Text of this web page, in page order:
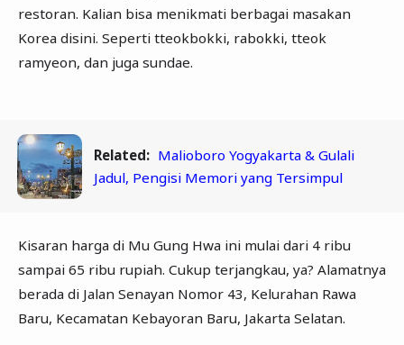
restoran. Kalian bisa menikmati berbagai masakan
Korea disini. Seperti tteokbokki, rabokki, tteok
ramyeon, dan juga sundae.
Related: Malioboro Yogyakarta & Gulali
Jadul, Pengisi Memori yang Tersimpul
Kisaran harga di Mu Gung Hwa ini mulai dari 4 ribu
sampai 65 ribu rupiah. Cukup terjangkau, ya? Alamatnya
berada di Jalan Senayan Nomor 43, Kelurahan Rawa
Baru, Kecamatan Kebayoran Baru, Jakarta Selatan.